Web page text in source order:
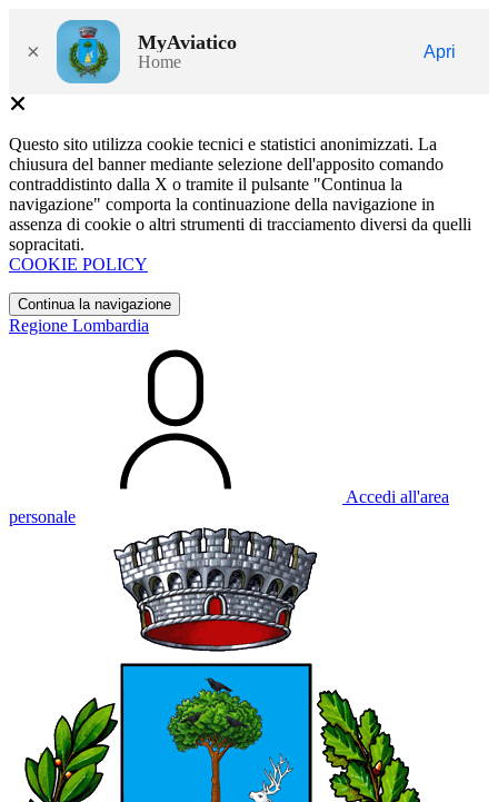
× MyAviatico
Home
Apri
Questo sito utilizza cookie tecnici e statistici anonimizzati. La
chiusura del banner mediante selezione dell'apposito comando
contraddistinto dalla X o tramite il pulsante "Continua la
navigazione" comporta la continuazione della navigazione in
assenza di cookie o altri strumenti di tracciamento diversi da quelli
sopracitati.
COOKIE POLICY
Continua la navigazione
Regione Lombardia
Accedi all'area
personale